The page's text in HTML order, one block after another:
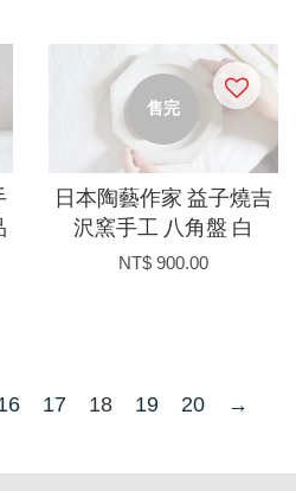
售完
日本陶藝作家 益子燒吉
沢窯手工 八角盤 白
NT$ 900.00
17 18 19 20 →